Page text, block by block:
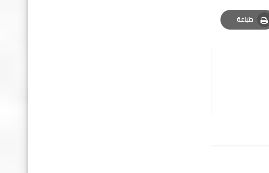
طباعة
Print